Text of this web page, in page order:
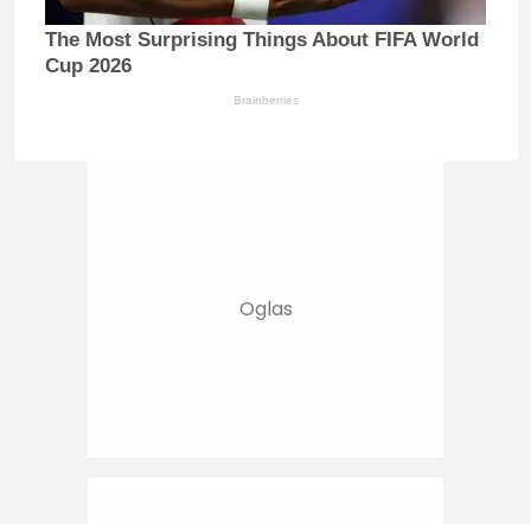
The Most Surprising Things About FIFA World
Cup 2026
Brainberries